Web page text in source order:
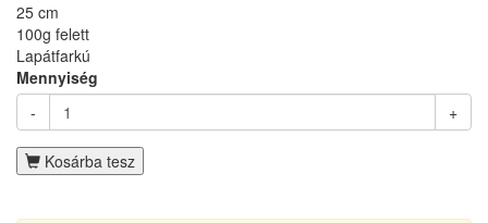
25 cm
100g felett
Lapátfarkú
Mennyiség
-
+
Kosárba tesz